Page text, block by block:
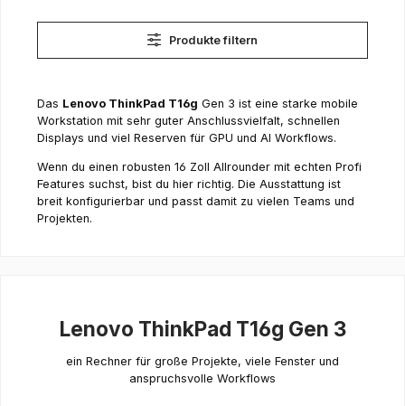
Produkte filtern
Das Lenovo ThinkPad T16g Gen 3 ist eine starke mobile
Workstation mit sehr guter Anschlussvielfalt, schnellen
Displays und viel Reserven für GPU und AI Workflows.
Wenn du einen robusten 16 Zoll Allrounder mit echten Profi
Features suchst, bist du hier richtig. Die Ausstattung ist
breit konfigurierbar und passt damit zu vielen Teams und
Projekten.
Lenovo ThinkPad T16g Gen 3
ein Rechner für große Projekte, viele Fenster und
anspruchsvolle Workflows